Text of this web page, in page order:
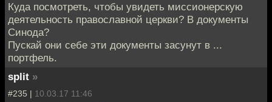
Куда посмотреть, чтобы увидеть миссионерскую
деятельность православной церкви? В документы
Синода?
Пускай они себе эти документы засунут в ...
портфель.
split »
#235 | 10.03.17 11:46